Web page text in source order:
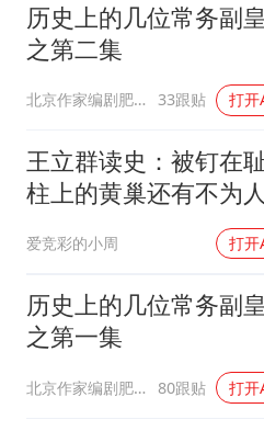
奋进开
历史上的几位常务副
之第二集
北京作家编剧肥猪满圈 33跟贴 打开
王立群读史：被钉在
柱上的黄巢还有不为
爱竞彩的小周 打开
历史上的几位常务副
之第一集
北京作家编剧肥猪满圈 80跟贴 打开